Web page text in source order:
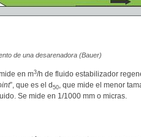
de una desarenadora (Bauer)
en m3/h de fluido estabilizador
”, que es el d 50, que mide el menor
Se mide en 1/1000 mm o micras.